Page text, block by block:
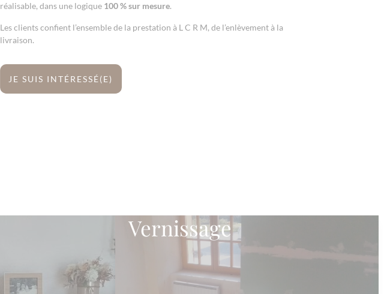
réalisable, dans une logique 100 % sur mesure.
Les clients confient l’ensemble de la prestation à L C R M, de l’enlèvement à la
livraison.
JE SUIS INTÉRESSÉ(E)
Vernissage